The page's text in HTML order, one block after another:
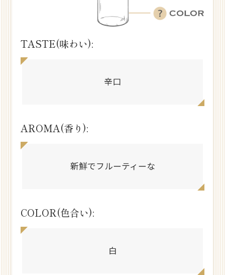
TASTE(味わい):
辛口
AROMA(香り):
新鮮でフルーティーな
COLOR(色合い):
白